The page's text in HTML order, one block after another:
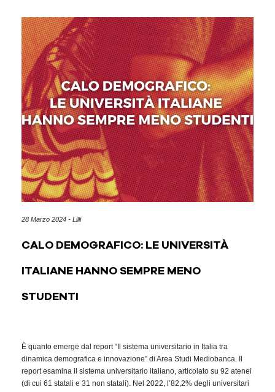
28 Marzo 2024 - Lilli
CALO DEMOGRAFICO: LE UNIVERSITÀ
ITALIANE HANNO SEMPRE MENO
STUDENTI
È quanto emerge dal report “Il sistema universitario in Italia tra
dinamica demografica e innovazione” di Area Studi Mediobanca. Il
report esamina il sistema universitario italiano, articolato su 92 atenei
(di cui 61 statali e 31 non statali). Nel 2022, l’82,2% degli universitari